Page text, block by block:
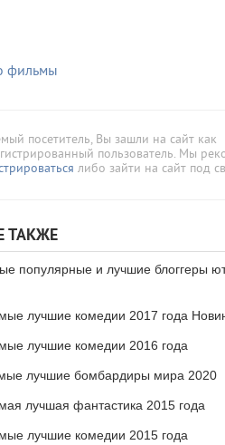
фильмы
посетитель, Вы зашли на сайт как
пользователь. Мы
либо зайти на сайт под
ТАКЖЕ
популярные и лучшие блоггеры
лучшие комедии 2017 года
лучшие комедии 2016 года
лучшие бомбардиры мира 2020
лучшая фантастика 2015 года
лучшие комедии 2015 года